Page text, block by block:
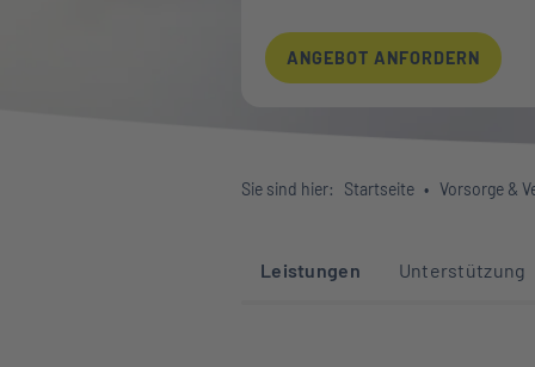
ANGEBOT ANFORDERN
Sie sind hier: Startseite Vorsorge &
Sprunglinks zu
Leistungen Unterstützung